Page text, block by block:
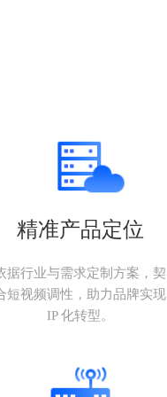
精准产品定位
据行业与需求定制方案，契
短视频调性，助力品牌实现
IP 化转型。